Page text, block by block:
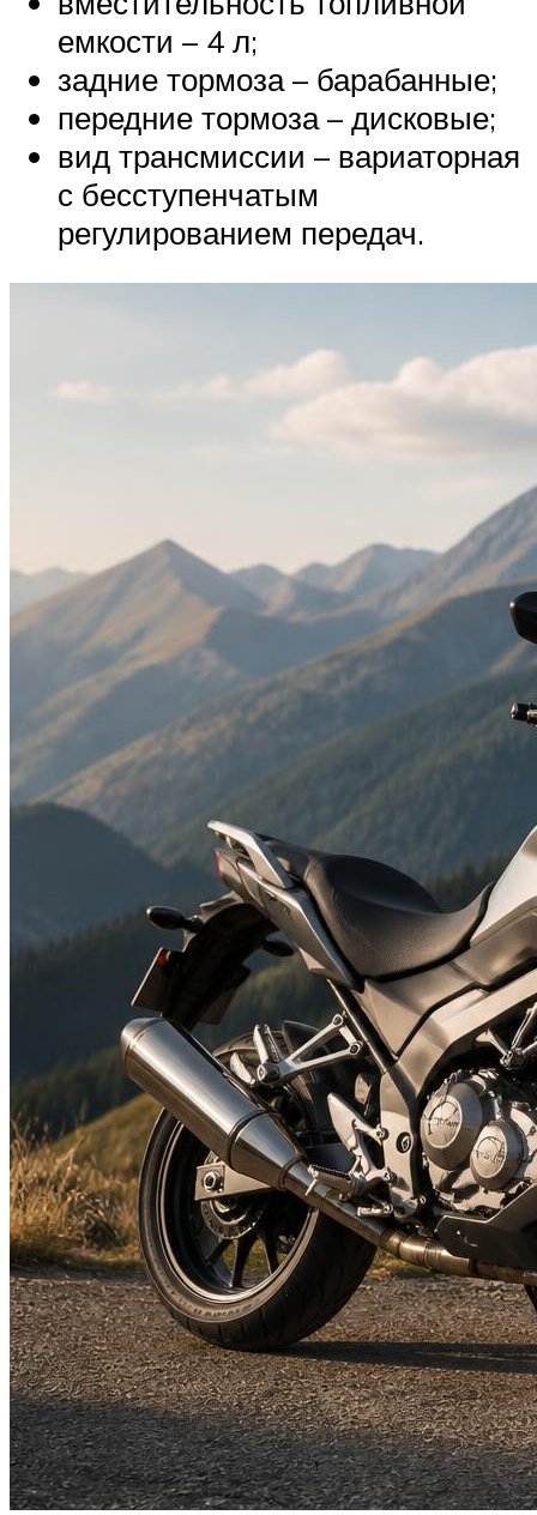
емкости – 4 л;
задние тормоза – барабанные;
передние тормоза – дисковые;
вид трансмиссии – вариаторная
с бесступенчатым
регулированием передач.